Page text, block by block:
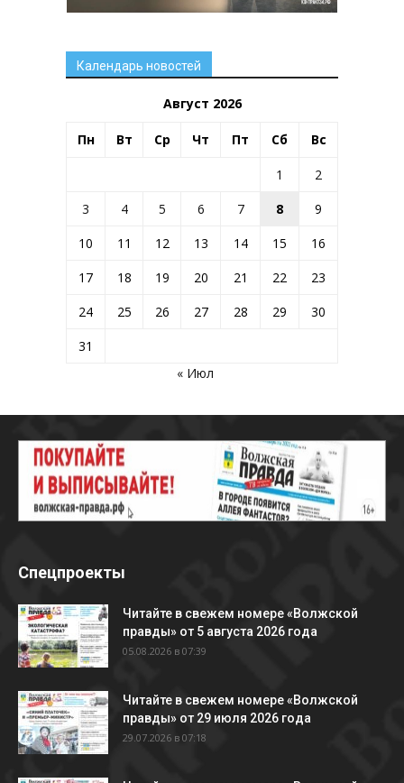
Календарь новостей
Август 2026
Пн Вт Ср Чт Пт Сб Вс
1
2
3
4 5 6 7 8
9
10
11 12 13 14 15
16
17
18 19 20 21 22
23
24
25 26 27 28 29
30
31
« Июл
Спецпроекты
Читайте в свежем номере «Волжской
правды» от 5 августа 2026 года
05.08.2026 в 07:39
Читайте в свежем номере «Волжской
правды» от 29 июля 2026 года
29.07.2026 в 07:18